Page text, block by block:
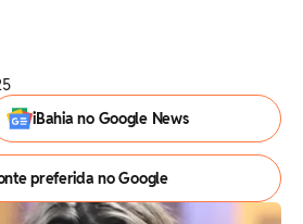
iBahia no Google News
preferida no Google